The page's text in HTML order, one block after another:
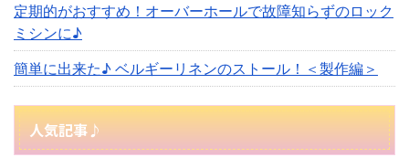
定期的がおすすめ！オーバーホールで故障知らずのロック
ミシンに♪
簡単に出来た♪ ベルギーリネンのストール！＜製作編＞
人気記事♪